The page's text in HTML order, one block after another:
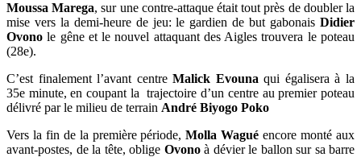
Moussa Marega, sur une contre-attaque était tout près de doubler la
mise vers la demi-heure de jeu: le gardien de but gabonais Didier
Ovono le gêne et le nouvel attaquant des Aigles trouvera le poteau
(28e).
C’est finalement l’avant centreMalick Evouna qui égalisera à la
35e minute, en coupant la trajectoire d’un centre au premier poteau
délivré par le milieu de terrain André Biyogo Poko
Vers la fin de la première période,Molla Wagué encore monté aux
avant-postes, de la tête, oblige Ovonoà dévier le ballon sur sa barre